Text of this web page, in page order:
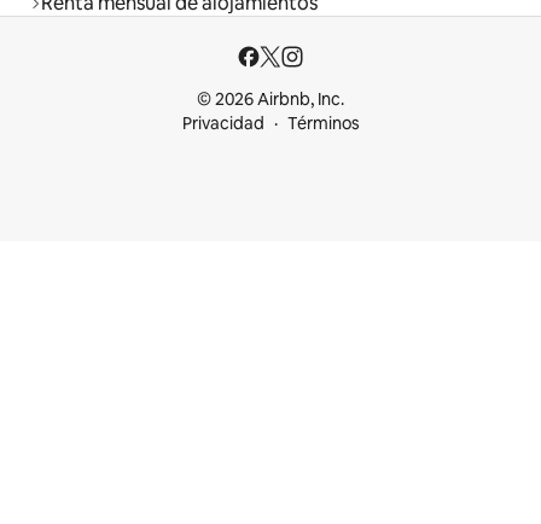
© 2026 Airbnb, Inc.
Privacidad
Términos